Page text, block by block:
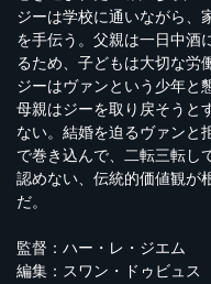
ジーは学校に通いながら、
を手伝う。父親は一日中酒
るため、子どもは大切な労
ジーはヴァンという少年と
母親はジーを取り戻そうと
ない。結婚を迫るヴァンと
で巻き込んで、二転三転し
認めない、伝統的価値観が
だ。
監督：ハー・レ・ジエム
編集：スワン・ドゥビュス